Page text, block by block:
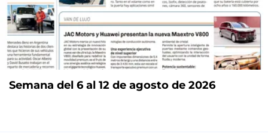
Semana del 6 al 12 de agosto de 2026